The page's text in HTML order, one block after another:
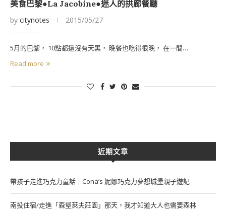
美食巴黎●La Jacobine●迷人的拱廊餐廳
by citynotes 2015/05/27
5月的巴黎， 10點都還沒有天黑， 晚餐也吃得很晚， 在一間…
Read more
近期文章
帶孩子走進巧克力童話｜Cona’s 妮娜巧克力夢想城堡親子遊記
南投住宿/走進「森堡萊夫莊園」那天，我才知道大人也需要森林